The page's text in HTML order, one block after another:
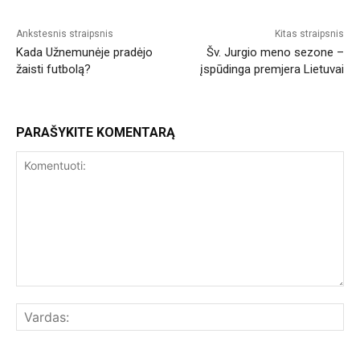
Ankstesnis straipsnis
Kada Užnemunėje pradėjo
žaisti futbolą?
Kitas straipsnis
Šv. Jurgio meno sezone –
įspūdinga premjera Lietuvai
PARAŠYKITE KOMENTARĄ